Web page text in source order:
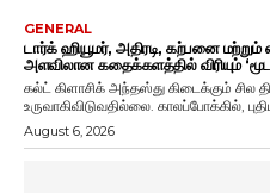
GENERAL
டார்க் ஹியூமர், அதிரடி, கற்பனை மற்றும்
அளவிலான கதைக்களத்தில் விரியும்
கல்ட் கிளாசிக் அந்தஸ்து கிடைக்கும் சில
உருவாகிவிடுவதில்லை. காலப்போக்கில்,
August 6, 2026